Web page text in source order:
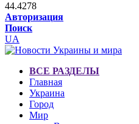
44.4278
Авторизация
Поиск
UA
ВСЕ РАЗДЕЛЫ
Главная
Украина
Город
Мир